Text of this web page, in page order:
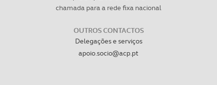
necessário no contexto dos serviços a prestar.
Realçamos que o bloqueio de certo tipo de Cookies e
tecnologias similares pode ter impacto na sua
experiência de navegação no Website e nos serviços
chamada para a rede fixa nacional
OUTROS CONTACTOS
Delegações e serviços
apoio.socio@acp.pt